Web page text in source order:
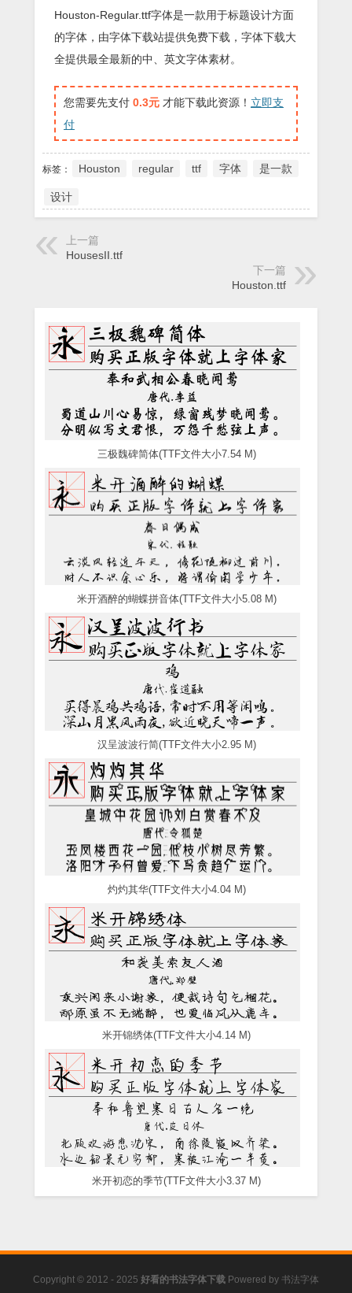
Houston-Regular.ttf字体是一款用于标题设计方面
的字体，由字体下载站提供免费下载，字体下载大
全提供最全最新的中、英文字体素材。
您需要先支付 0.3元 才能下载此资源！ 立即支
付
标签： Houston regular ttf 字体 是一款
设计
上一篇
HousesII.ttf
下一篇
Houston.ttf
三极魏碑简体(TTF文件大小7.54 M)
米开酒醉的蝴蝶拼音体(TTF文件大小5.08 M)
汉呈波波行简(TTF文件大小2.95 M)
灼灼其华(TTF文件大小4.04 M)
米开锦绣体(TTF文件大小4.14 M)
米开初恋的季节(TTF文件大小3.37 M)
Copyright © 2012 - 2025 好看的书法字体下载 Powered by 书法字体